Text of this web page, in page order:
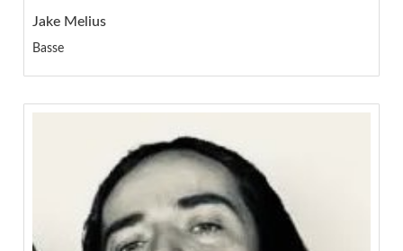
Jake Melius
Basse